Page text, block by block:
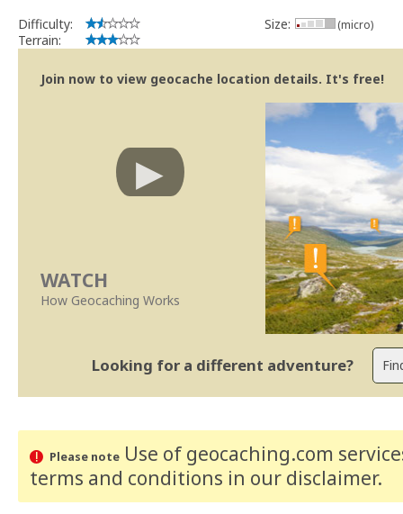
Difficulty:
Terrain:
Size: (micro)
Join now to view geocache location details. It's free!
WATCH
How Geocaching Works
Looking for a different adventure?
Please noteUse of geocaching.com
terms and conditions in our disclaimer.